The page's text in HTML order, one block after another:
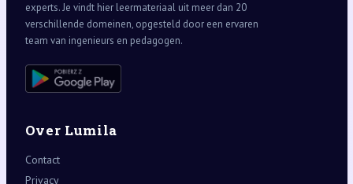
experts. Je vindt hier leermateriaal uit meer dan 20
verschillende domeinen, opgesteld door een ervaren
team van ingenieurs en pedagogen.
Over Lumila
Contact
Privacy